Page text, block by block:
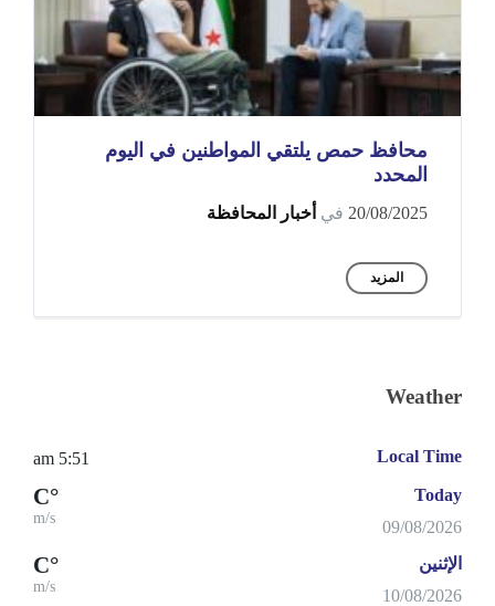
محافظ حمص يلتقي المواطنين في اليوم
المحدد
20/08/2025 في أخبار المحافظة
المزيد
Weather
Local Time
5:51 am
Today
09/08/2026
°C
m/s
الإثنين
10/08/2026
°C
m/s